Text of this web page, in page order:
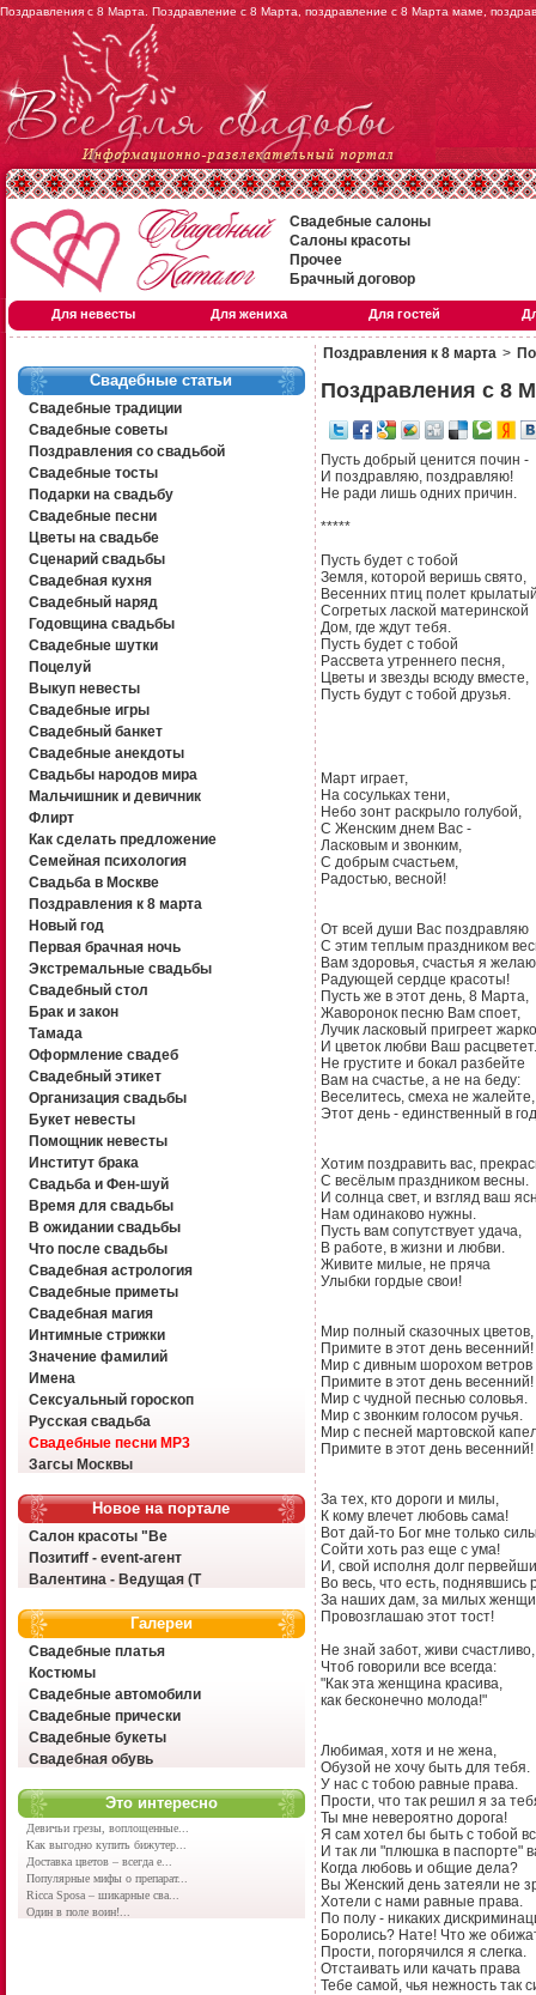
Поздравления с 8 Марта. Поздравление с 8 Марта, поздравление с 8 Марта маме,
Свадебные салоны
Салоны красоты
Прочее
Брачный договор
Для невесты Для жениха Для гостей
Свадебные статьи
Свадебные традиции
Свадебные советы
Поздравления со свадьбой
Свадебные тосты
Подарки на свадьбу
Свадебные песни
Цветы на свадьбе
Сценарий свадьбы
Свадебная кухня
Свадебный наряд
Годовщина свадьбы
Свадебные шутки
Поцелуй
Выкуп невесты
Свадебные игры
Свадебный банкет
Свадебные анекдоты
Свадьбы народов мира
Мальчишник и девичник
Флирт
Как сделать предложение
Семейная психология
Свадьба в Москве
Поздравления к 8 марта
Новый год
Первая брачная ночь
Экстремальные свадьбы
Свадебный стол
Брак и закон
Тамада
Оформление свадеб
Свадебный этикет
Организация свадьбы
Букет невесты
Помощник невесты
Институт брака
Свадьба и Фен-шуй
Время для свадьбы
В ожидании свадьбы
Что после свадьбы
Свадебная астрология
Свадебные приметы
Свадебная магия
Интимные стрижки
Значение фамилий
Имена
Сексуальный гороскоп
Русская свадьба
Свадебные песни MP3
Загсы Москвы
Новое на портале
Салон красоты "Ве
Позитиff - event-агент
Валентина - Ведущая (Т
Галереи
Свадебные платья
Костюмы
Свадебные автомобили
Свадебные прически
Свадебные букеты
Свадебная обувь
Это интересно
Девичьи грезы, воплощенные...
Как выгодно купить бижутер...
Доставка цветов – всегда е...
Популярные мифы о препарат...
Ricca Sposa – шикарные сва...
Один в поле воин!...
Поздравления к 8 марта >
Поздравления с 8
Пусть добрый ценится почин -
И поздравляю, поздравляю!
Не ради лишь одних причин.
*****
Пусть будет с тобой
Земля, которой веришь свято,
Весенних птиц полет
Согретых лаской материнской
Дом, где ждут тебя.
Пусть будет с тобой
Рассвета утреннего песня,
Цветы и звезды всюду вместе,
Пусть будут с тобой друзья.
Март играет,
На сосульках тени,
Небо зонт раскрыло голубой,
С Женским днем Вас -
Ласковым и звонким,
С добрым счастьем,
Радостью, весной!
От всей души Вас поздравляю
С этим теплым праздником
Вам здоровья, счастья я
Радующей сердце красоты!
Пусть же в этот день, 8 Марта,
Жаворонок песню Вам споет,
Лучик ласковый пригреет жарко
И цветок любви Ваш расцветет.
Не грустите и бокал разбейте
Вам на счастье, а не на беду:
Веселитесь, смеха не жалейте,
Этот день - единственный в
Хотим поздравить вас,
С весёлым праздником весны.
И солнца свет, и взгляд ваш
Нам одинаково нужны.
Пусть вам сопутствует удача,
В работе, в жизни и любви.
Живите милые, не пряча
Улыбки гордые свои!
Мир полный сказочных цветов,
Примите в этот день весенний!
Мир с дивным шорохом ветров
Примите в этот день весенний!
Мир с чудной песнью соловья.
Мир с звонким голосом ручья.
Мир с песней мартовской
Примите в этот день весенний!
За тех, кто дороги и милы,
К кому влечет любовь сама!
Вот дай-то Бог мне только
Сойти хоть раз еще с ума!
И, свой исполня долг
Во весь, что есть, поднявшись
За наших дам, за милых
Провозглашаю этот тост!
Не знай забот, живи счастливо,
Чтоб говорили все всегда:
"Как эта женщина красива,
как бесконечно молода!"
Любимая, хотя и не жена,
Обузой не хочу быть для тебя.
У нас с тобою равные права.
Прости, что так решил я за
Ты мне невероятно дорога!
Я сам хотел бы быть с тобой
И так ли "плюшка в паспорте"
Когда любовь и общие дела?
Вы Женский день затеяли не
Хотели с нами равные права.
По полу - никаких
Боролись? Нате! Что же
Прости, погорячился я слегка.
Отстаивать или качать права
Тебе самой, чья нежность так